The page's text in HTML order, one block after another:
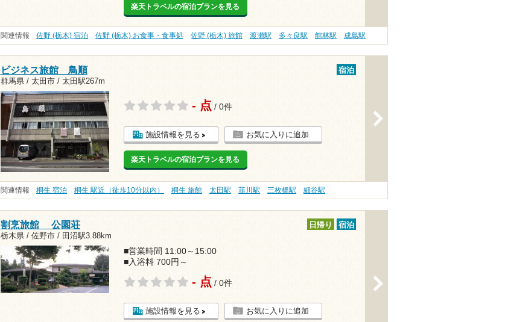
楽天トラベルの宿泊プランを見る
関連情報 佐野 (栃木) 宿泊 佐野 (栃木) お食事・食事処 佐野 (栃木) 旅館 渡瀬駅 多々良駅 館林駅 成島駅
ビジネス旅館 鳥順
群馬県 / 太田市 / 太田駅267m
宿泊
- 点 / 0件
施設情報を見る お気に入りに追加
楽天トラベルの宿泊プランを見る
関連情報 桐生 宿泊 桐生 駅近（徒歩10分以内） 桐生 旅館 太田駅 韮川駅 三枚橋駅 細谷駅
割烹旅館 公園荘
栃木県 / 佐野市 / 田沼駅3.88km
日帰り 宿泊
■営業時間 11:00～15:00
■入浴料 700円～
- 点 / 0件
施設情報を見る お気に入りに追加